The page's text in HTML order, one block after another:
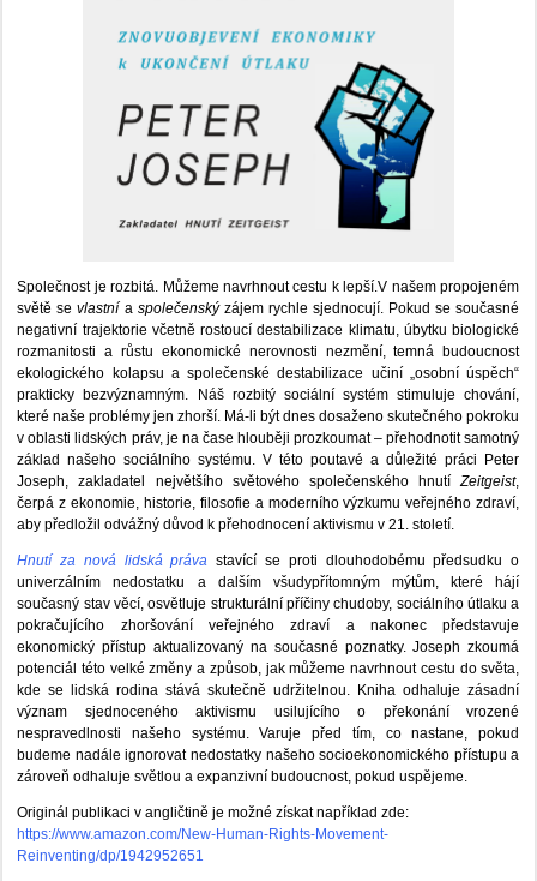
Společnost je rozbitá. Můžeme navrhnout cestu k lepší.V našem propojeném
světě sevlastní a společenskýzájem rychle sjednocují. Pokud se současné
negativní trajektorie včetně rostoucí destabilizace klimatu, úbytku biologické
rozmanitosti a růstu ekonomické nerovnosti nezmění, temná budoucnost
ekologického kolapsu a společenské destabilizace učiní „osobní úspěch“
prakticky bezvýznamným. Náš rozbitý sociální systém stimuluje chování,
které naše problémy jen zhorší. Má-li být dnes dosaženo skutečného pokroku
v oblasti lidských práv, je na čase hlouběji prozkoumat – přehodnotit samotný
základ našeho sociálního systému. V této poutavé a důležité práci Peter
Joseph, zakladatel největšího světového společenského hnutíZeitgeist,
čerpá z ekonomie, historie, filosofie a moderního výzkumu veřejného zdraví,
aby předložil odvážný důvod k přehodnocení aktivismu v 21. století.
Hnutí za nová lidská práva stavící se proti dlouhodobému předsudku o
univerzálním nedostatku a dalším všudypřítomným mýtům, které hájí
současný stav věcí, osvětluje strukturální příčiny chudoby, sociálního útlaku a
pokračujícího zhoršování veřejného zdraví a nakonec představuje
ekonomický přístup aktualizovaný na současné poznatky. Joseph zkoumá
potenciál této velké změny a způsob, jak můžeme navrhnout cestu do světa,
kde se lidská rodina stává skutečně udržitelnou. Kniha odhaluje zásadní
význam sjednoceného aktivismu usilujícího o překonání vrozené
nespravedlnosti našeho systému. Varuje před tím, co nastane, pokud
budeme nadále ignorovat nedostatky našeho socioekonomického přístupu a
zároveň odhaluje světlou a expanzivní budoucnost, pokud uspějeme.
Originál publikaci v angličtině je možné získat například zde:
https://www.amazon.com/New-Human-Rights-Movement-
Reinventing/dp/1942952651